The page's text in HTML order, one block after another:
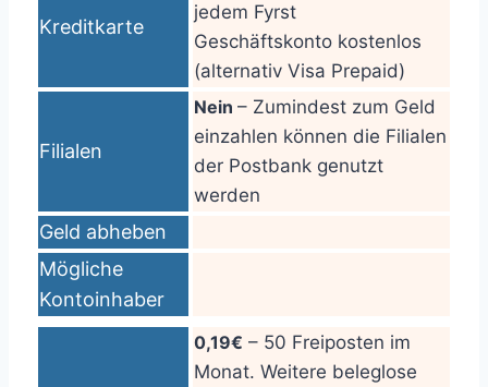
Kreditkarte
jedem Fyrst
Geschäftskonto kostenlos
(alternativ Visa Prepaid)
Filialen
Nein – Zumindest zum Geld
einzahlen können die Filialen
der Postbank genutzt
werden
Geld abheben
Mögliche
Kontoinhaber
0,19€ – 50 Freiposten im
Monat. Weitere beleglose